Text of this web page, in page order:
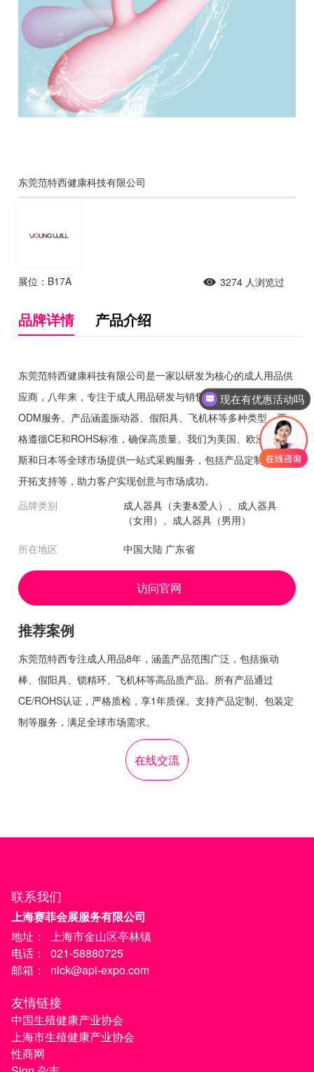
东莞范特西健康科技有限公司
展位：B17A 3274 人浏览过
品牌详情 产品介绍
东莞范特西健康科技有限公司是一家以研发为核心的成人用品供
应商，八年来，专注于成人用品研发与销售，提供专业的OEM和
ODM服务。产品涵盖振动器、假阳具、飞机杯等多种类型，严
格遵循CE和ROHS标准，确保高质量。我们为美国、欧洲、俄罗
斯和日本等全球市场提供一站式采购服务，包括产品定制、市场
开拓支持等，助力客户实现创意与市场成功。
品牌类别
成人器具（夫妻&爱人）、成人器具
（女用）、成人器具（男用）
所在地区 中国大陆 广东省
访问官网
推荐案例
东莞范特西专注成人用品8年，涵盖产品范围广泛，包括振动
棒、假阳具、锁精环、飞机杯等高品质产品。所有产品通过
CE/ROHS认证，严格质检，享1年质保。支持产品定制、包装定
制等服务，满足全球市场需求。
在线交流
联系我们
上海赛菲会展服务有限公司
地址：
上海市金山区亭林镇
电话：
021-58880725
邮箱：
nick@api-expo.com
友情链接
中国生殖健康产业协会
上海市生殖健康产业协会
性商网
现在有优惠活动吗